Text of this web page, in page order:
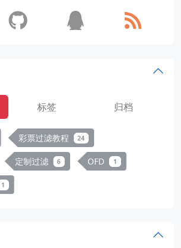
标签 归档
彩票过滤教程 24
定制过滤 6 OFD 1
1